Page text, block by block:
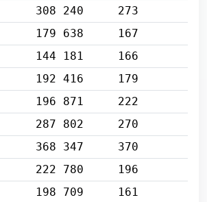
308 240
273
179 638
167
144 181
166
192 416
179
196 871
222
287 802
270
368 347
370
222 780
196
198 709
161